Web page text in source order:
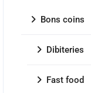
Bons coins
Dibiteries
Fast food